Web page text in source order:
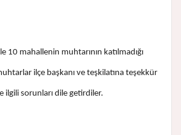
10 mahallenin muhtarının katılmadığı
ilçe başkanı ve teşkilatına teşekkür
ilgili sorunları dile getirdiler.